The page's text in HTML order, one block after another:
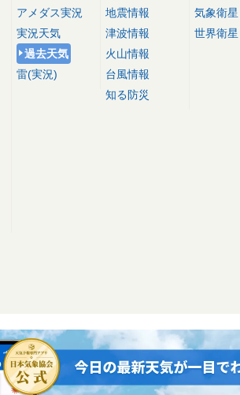
アメダス実況
実況天気
過去天気
雷(実況)
地震情報
津波情報
火山情報
台風情報
知る防災
気象衛星
世界衛星